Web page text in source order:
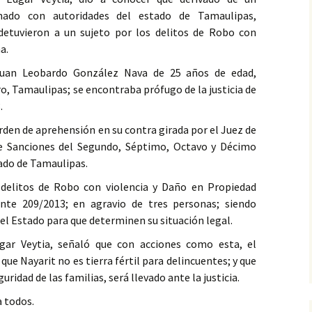
con autoridades del estado de Tamaulipas,
a un sujeto por los delitos de Robo con
Leobardo González Nava de 25 años de edad,
Tamaulipas; se encontraba prófugo de la justicia de
de aprehensión en su contra girada por el Juez de
del Segundo, Séptimo, Octavo y Décimo
de Tamaulipas.
de Robo con violencia y Daño en Propiedad
209/2013; en agravio de tres personas; siendo
Estado para que determinen su situación legal.
Veytia, señaló que con acciones como esta, el
Nayarit no es tierra fértil para delincuentes; y que
de las familias, será llevado ante la justicia.
todos.